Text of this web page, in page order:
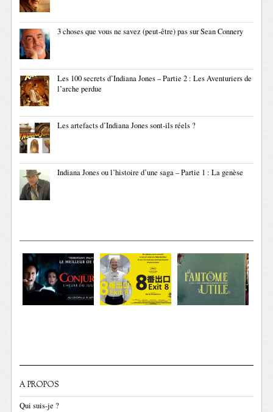
3 choses que vous ne savez (peut-être) pas sur Sean Connery
Les 100 secrets d’Indiana Jones – Partie 2 : Les Aventuriers de
l’arche perdue
Les artefacts d’Indiana Jones sont-ils réels ?
Indiana Jones ou l’histoire d’une saga – Partie 1 : La genèse
A PROPOS
Qui suis-je ?